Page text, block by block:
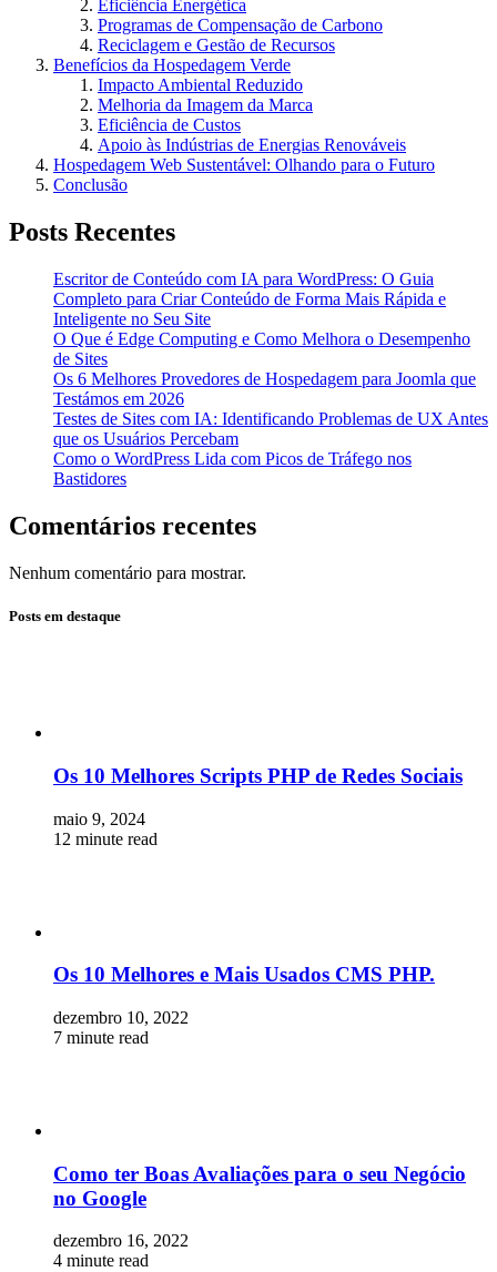
Eficiência Energética
Programas de Compensação de Carbono
Reciclagem e Gestão de Recursos
Benefícios da Hospedagem Verde
Impacto Ambiental Reduzido
Melhoria da Imagem da Marca
Eficiência de Custos
Apoio às Indústrias de Energias Renováveis
Hospedagem Web Sustentável: Olhando para o Futuro
Conclusão
Posts Recentes
Escritor de Conteúdo com IA para WordPress: O Guia
Completo para Criar Conteúdo de Forma Mais Rápida e
Inteligente no Seu Site
O Que é Edge Computing e Como Melhora o Desempenho
de Sites
Os 6 Melhores Provedores de Hospedagem para Joomla que
Testámos em 2026
Testes de Sites com IA: Identificando Problemas de UX Antes
que os Usuários Percebam
Como o WordPress Lida com Picos de Tráfego nos
Bastidores
Comentários recentes
Nenhum comentário para mostrar.
Posts em destaque
Os 10 Melhores Scripts PHP de Redes Sociais
maio 9, 2024
12 minute read
Os 10 Melhores e Mais Usados CMS PHP.
dezembro 10, 2022
7 minute read
Como ter Boas Avaliações para o seu Negócio
no Google
dezembro 16, 2022
4 minute read